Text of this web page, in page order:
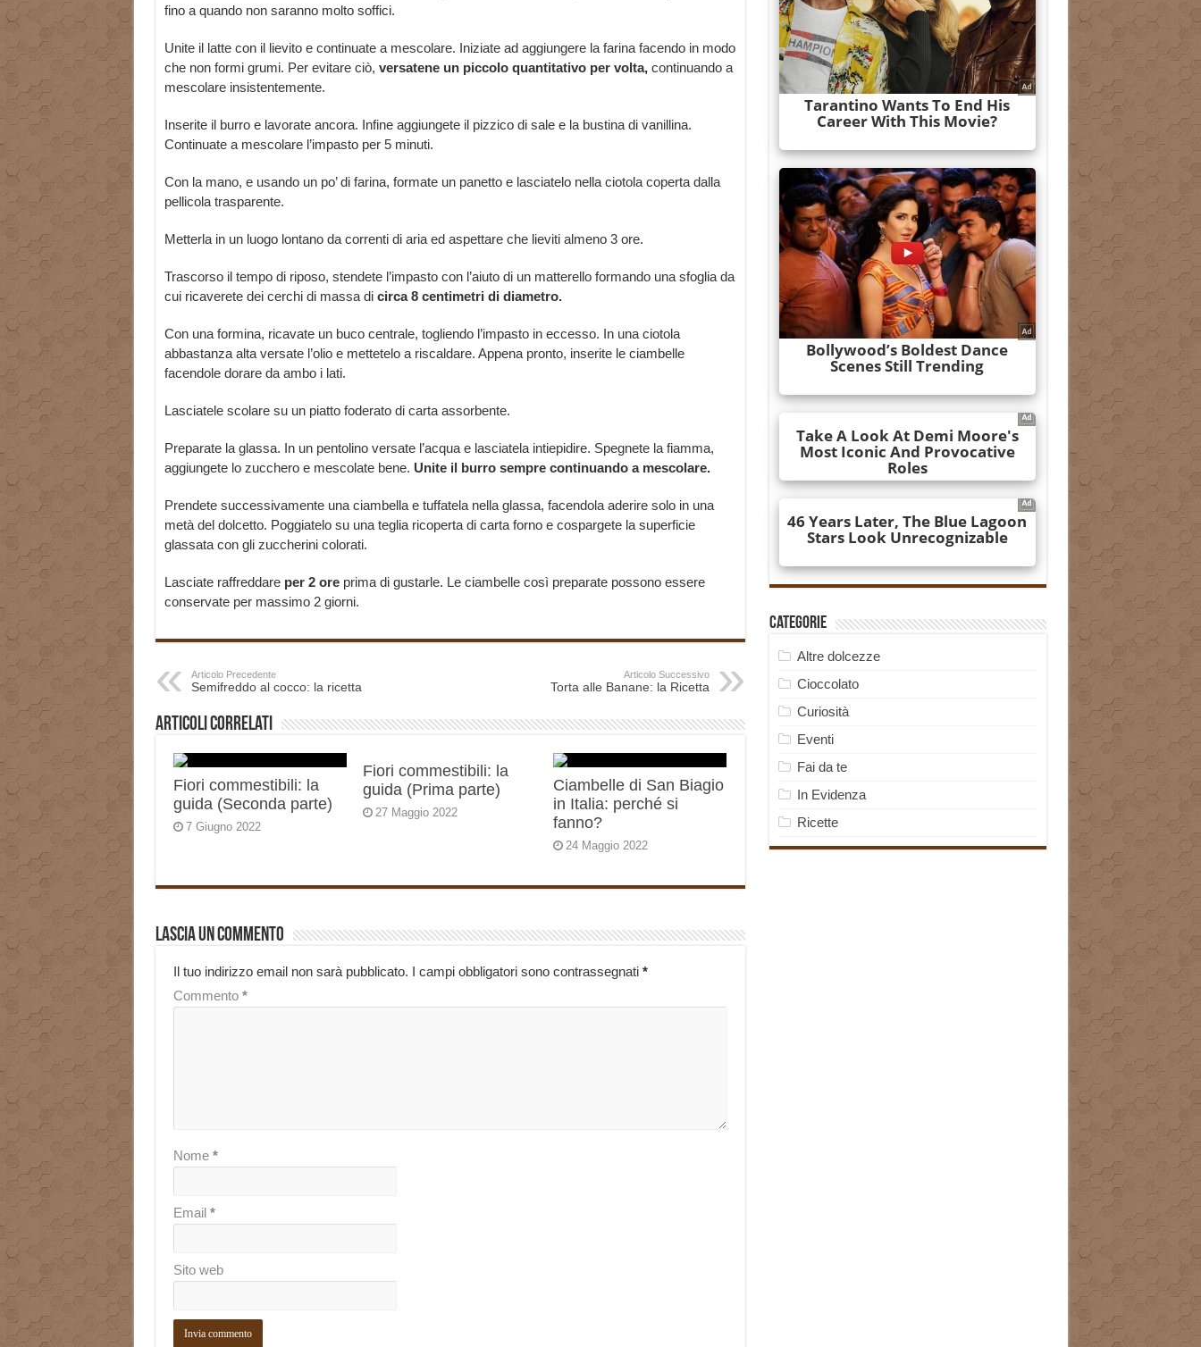
fino a quando non saranno molto soffici.
Unite il latte con il lievito e continuate a mescolare. Iniziate ad aggiungere la farina facendo in modo
che non formi grumi. Per evitare ciò, versatene un piccolo quantitativo per volta,continuando a
mescolare insistentemente.
Inserite il burro e lavorate ancora. Infine aggiungete il pizzico di sale e la bustina di vanillina.
Continuate a mescolare l’impasto per 5 minuti.
Con la mano, e usando un po’ di farina, formate un panetto e lasciatelo nella ciotola coperta dalla
pellicola trasparente.
Metterla in un luogo lontano da correnti di aria ed aspettare che lieviti almeno 3 ore.
Trascorso il tempo di riposo, stendete l’impasto con l’aiuto di un matterello formando una sfoglia da
cui ricaverete dei cerchi di massa di circa 8 centimetri di diametro.
Con una formina, ricavate un buco centrale, togliendo l’impasto in eccesso. In una ciotola
abbastanza alta versate l’olio e mettetelo a riscaldare. Appena pronto, inserite le ciambelle
facendole dorare da ambo i lati.
Lasciatele scolare su un piatto foderato di carta assorbente.
Preparate la glassa. In un pentolino versate l’acqua e lasciatela intiepidire. Spegnete la fiamma,
aggiungete lo zucchero e mescolate bene. Unite il burro sempre continuando a mescolare.
Prendete successivamente una ciambella e tuffatela nella glassa, facendola aderire solo in una
metà del dolcetto. Poggiatelo su una teglia ricoperta di carta forno e cospargete la superficie
glassata con gli zuccherini colorati.
Lasciate raffreddareper 2 oreprima di gustarle. Le ciambelle così preparate possono essere
conservate per massimo 2 giorni.
Articolo Precedente
Semifreddo al cocco: la ricetta
Articolo Successivo
Torta alle Banane: la Ricetta
Articoli correlati
Fiori commestibili: la
guida (Seconda parte)
7 Giugno 2022
Fiori commestibili: la
guida (Prima parte)
27 Maggio 2022
Ciambelle di San Biagio
in Italia: perché si
fanno?
24 Maggio 2022
Lascia un commento
Il tuo indirizzo email non sarà pubblicato. I campi obbligatori sono contrassegnati *
Commento *
Nome *
Email *
Sito web
Categorie
Altre dolcezze
Cioccolato
Curiosità
Eventi
Fai da te
In Evidenza
Ricette